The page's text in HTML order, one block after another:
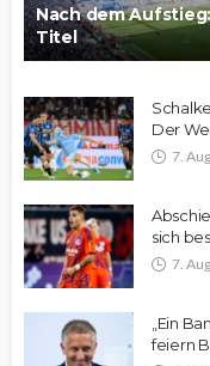
Nach dem
Titel
Der
7.
sich
7.
„Ein
feiern